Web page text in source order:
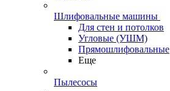
Шлифовальные машины
Для стен и потолков
Угловые (УШМ)
Прямошлифовальные
Еще
Пылесосы